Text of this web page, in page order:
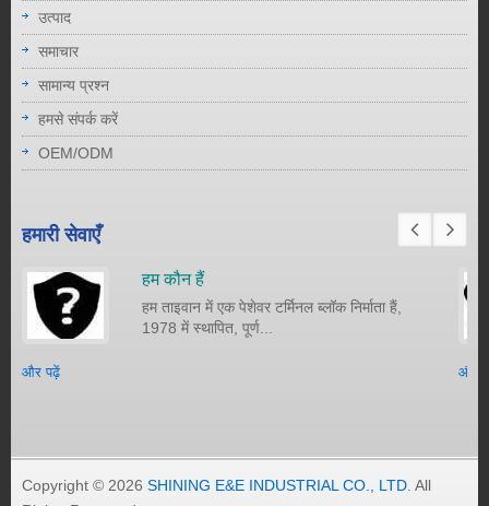
उत्पाद
समाचार
सामान्य प्रश्न
हमसे संपर्क करें
OEM/ODM
हमारी सेवाएँ
हम कौन हैं
हम ताइवान में एक पेशेवर टर्मिनल ब्लॉक निर्माता हैं,
1978 में स्थापित, पूर्ण...
और पढ़ें और
Copyright © 2026 SHINING E&E INDUSTRIAL CO., LTD . All